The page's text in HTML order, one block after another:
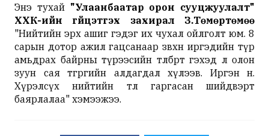
Энэ тухай "Улаанбаатар орон сууцжуулалт"
ХХК-ийн гүйцэтгэх захирал З.Төмөртөмөө
"Нийтийн эрх ашиг гэдэг их чухал ойлголт юм. 8
сарын дотор ажил гацсанаар зөвхөн иргэдийн түр
амьдрах байрны түрээсийн төлбөрт гэхэд л олон
зуун сая төгрөгийн алдагдал хүлээв. Иргэн н.
Хүрэлсүх нийтийн төлөө гаргасан шийдвэрт
баярлалаа" хэмээжээ.